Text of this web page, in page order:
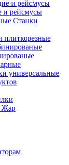
и рейсмусы
Станки
плиткорезные
универсальные
Жар